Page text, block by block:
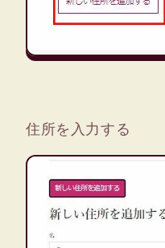
住所を入力する